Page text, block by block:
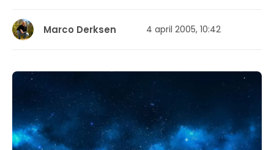
Marco Derksen 4 april 2005, 10:42